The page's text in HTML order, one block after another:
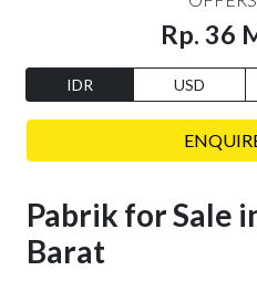
Rp. 36
IDR USD
Pabrik for Sale
Barat